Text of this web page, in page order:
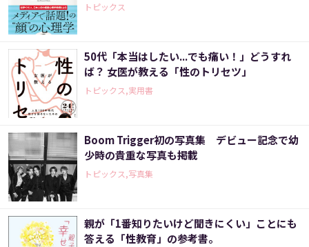
トピックス
50代「本当はしたい...でも痛い！」どうすれ
ば？ 女医が教える「性のトリセツ」
トピックス,実用書
Boom Trigger初の写真集 デビュー記念で幼
少時の貴重な写真も掲載
トピックス,写真集
親が「1番知りたいけど聞きにくい」ことにも
答える「性教育」の参考書。